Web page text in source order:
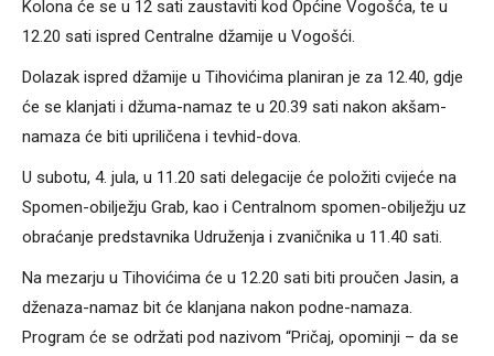
Kolona će se u 12 sati zaustaviti kod Općine Vogošća, te u
12.20 sati ispred Centralne džamije u Vogošći.
Dolazak ispred džamije u Tihovićima planiran je za 12.40, gdje
će se klanjati i džuma-namaz te u 20.39 sati nakon akšam-
namaza će biti upriličena i tevhid-dova.
U subotu, 4. jula, u 11.20 sati delegacije će položiti cvijeće na
Spomen-obilježju Grab, kao i Centralnom spomen-obilježju uz
obraćanje predstavnika Udruženja i zvaničnika u 11.40 sati.
Na mezarju u Tihovićima će u 12.20 sati biti proučen Jasin, a
dženaza-namaz bit će klanjana nakon podne-namaza.
Program će se održati pod nazivom “Pričaj, opominji – da se